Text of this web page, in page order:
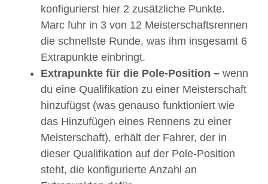
konfigurierst hier 2 zusätzliche Punkte.
Marc fuhr in 3 von 12 Meisterschaftsrennen
die schnellste Runde, was ihm insgesamt 6
Extrapunkte einbringt.
Extrapunkte für die Pole-Position – wenn
du eine Qualifikation zu einer Meisterschaft
hinzufügst (was genauso funktioniert wie
das Hinzufügen eines Rennens zu einer
Meisterschaft), erhält der Fahrer, der in
dieser Qualifikation auf der Pole-Position
steht, die konfigurierte Anzahl an